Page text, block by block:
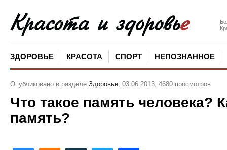
ЗДОРОВЬЕ КРАСОТА СПОРТ НЕПОЗНАННОЕ
Опубликовано в разделе Здоровье, 03.06.2013, 4680 просмотров
Что такое память человека?
память?